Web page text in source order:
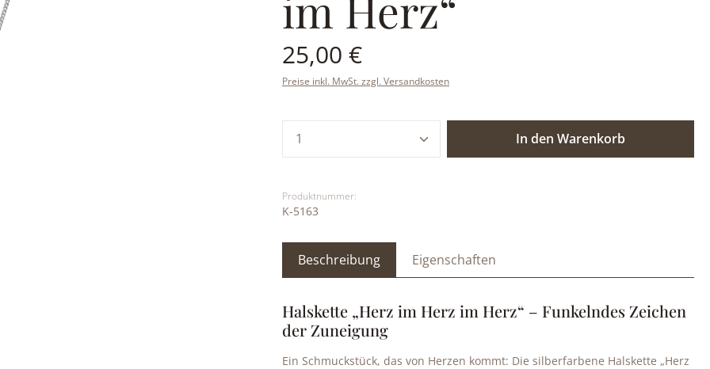
Regulärer Preis:
25,00 €
Preise inkl. MwSt. zzgl. Versandkosten
Produkt Anzahl: Gib den gewünschten Wert
In den Warenkorb
Produktnummer:
K-5163
Beschreibung Eigenschaften
Halskette „Herz im Herz im Herz“ – Funkelndes Zeichen
der Zuneigung
Ein Schmuckstück, das von Herzen kommt: Die silberfarbene Halskette „Herz